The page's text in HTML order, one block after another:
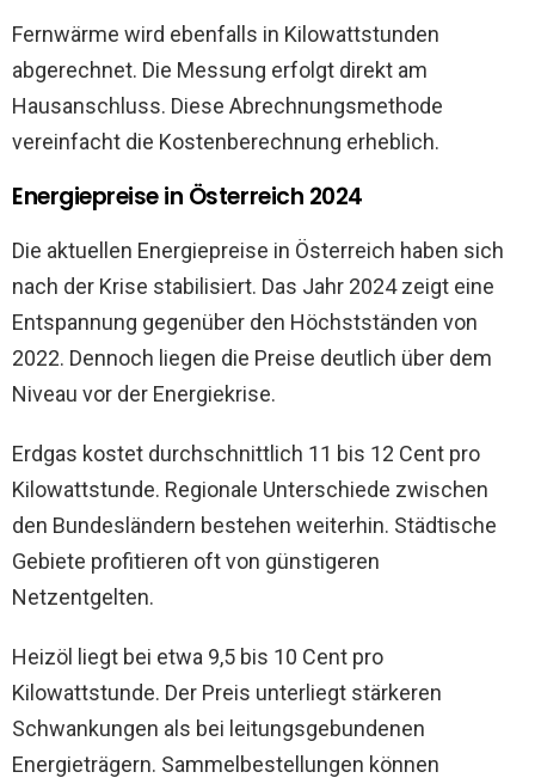
Fernwärme wird ebenfalls in Kilowattstunden
abgerechnet. Die Messung erfolgt direkt am
Hausanschluss. Diese Abrechnungsmethode
vereinfacht die Kostenberechnung erheblich.
Energiepreise in Österreich 2024
Die aktuellen Energiepreise in Österreich haben sich
nach der Krise stabilisiert. Das Jahr 2024 zeigt eine
Entspannung gegenüber den Höchstständen von
2022. Dennoch liegen die Preise deutlich über dem
Niveau vor der Energiekrise.
Erdgas kostet durchschnittlich 11 bis 12 Cent pro
Kilowattstunde. Regionale Unterschiede zwischen
den Bundesländern bestehen weiterhin. Städtische
Gebiete profitieren oft von günstigeren
Netzentgelten.
Heizöl liegt bei etwa 9,5 bis 10 Cent pro
Kilowattstunde. Der Preis unterliegt stärkeren
Schwankungen als bei leitungsgebundenen
Energieträgern. Sammelbestellungen können